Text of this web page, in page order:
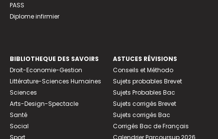
PASS
Diplome infirmier
BIBLIOTHEQUE DES SAVOIRS
Droit-Economie-Gestion
Littérature-Sciences Humaines
Sciences
Arts-Design-Spectacle
Santé
Social
Sport
ASTUCES RÉVISIONS
Conseils et Méthodo
Sujets probables Brevet
Sujets Probables Bac
Sujets corrigés Brevet
Sujets corrigés Bac
Corrigés Bac de Français
Calendrier Parcoursup 2026